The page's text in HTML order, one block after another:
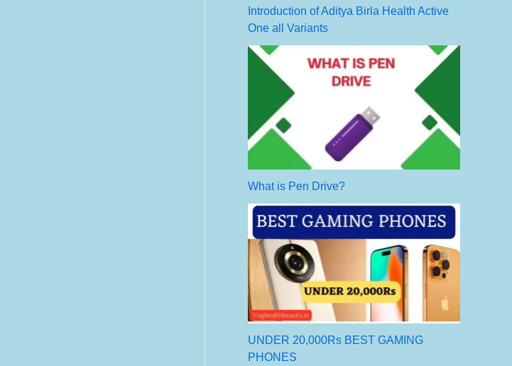
Introduction of Aditya Birla Health Active
One all Variants
What is Pen Drive?
UNDER 20,000Rs BEST GAMING
PHONES